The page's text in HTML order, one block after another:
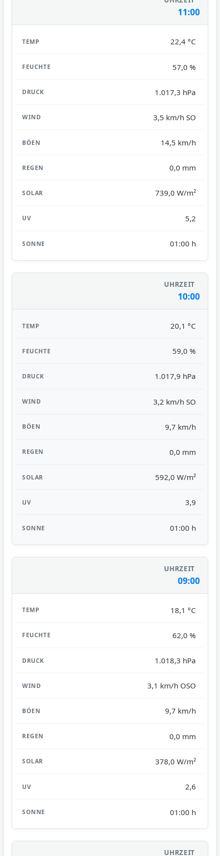
11:00
22,4 °C
57,0 %
1.017,3 hPa
3,5 km/h SO
14,5 km/h
0,0 mm
739,0 W/m²
5,2
01:00 h
10:00
20,1 °C
59,0 %
1.017,9 hPa
3,2 km/h SO
9,7 km/h
0,0 mm
592,0 W/m²
3,9
01:00 h
09:00
18,1 °C
62,0 %
1.018,3 hPa
3,1 km/h OSO
9,7 km/h
0,0 mm
378,0 W/m²
2,6
01:00 h